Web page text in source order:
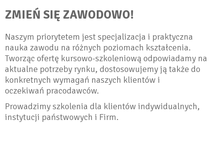
ZMIEŃ SIĘ ZAWODOWO!
Naszym priorytetem jest specjalizacja i praktyczna
nauka zawodu na różnych poziomach kształcenia.
Tworząc ofertę kursowo-szkoleniową odpowiadamy na
aktualne potrzeby rynku, dostosowujemy ją także do
konkretnych wymagań naszych klientów i
oczekiwań pracodawców.
Prowadzimy szkolenia dla klientów indywidualnych,
instytucji państwowych i Firm.